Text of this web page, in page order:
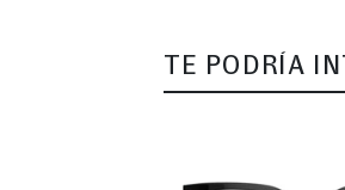
TE PODRÍA